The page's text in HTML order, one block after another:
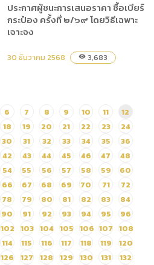
ประกาศผู้ชนะการเสนอราคา ซื้อเบียร์
กระป๋อง ครั้งที่ ๒/๖๙ โดยวิธีเฉพาะ
เจาะจง
30 ธันวาคม 2568 visibility 3,683
6 7 8 9 10 11
12
18 19 20 21 22 23
24
30 31 32 33 34 35
36
42 43 44 45 46 47
48
54 55 56 57 58 59
60
66 67 68 69 70 71
72
78 79 80 81 82 83
84
90 91 92 93 94 95
96
102 103 104 105 106 107 108
114 115 116 117 118 119
120
126 127 128 129 130 131
132